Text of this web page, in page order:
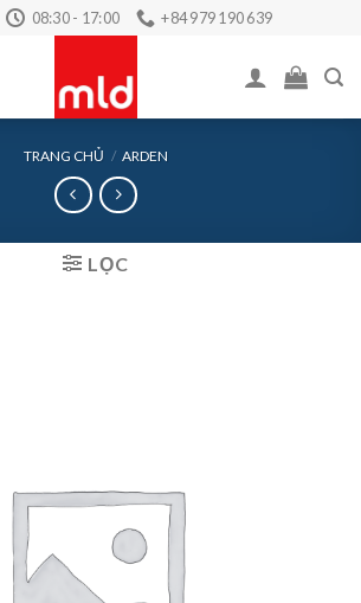
08:30 - 17:00 +84 979 190 639
TRANG CHỦ / ARDEN
LỌC